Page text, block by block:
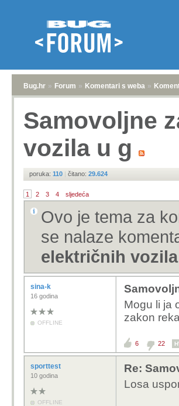
Bug.hr » Forum » Komentari s weba »
Samovoljne
vozila u g
poruka: 110 | čitano: 29.624
1 2 3 4 sljedeća
Ovo je tema za
se nalaze
električnih
sina-k
16 godina
OFFLINE
Mogu li ja
zakon
6 22
sporttest
10 godina
OFFLINE
Re:
Losa